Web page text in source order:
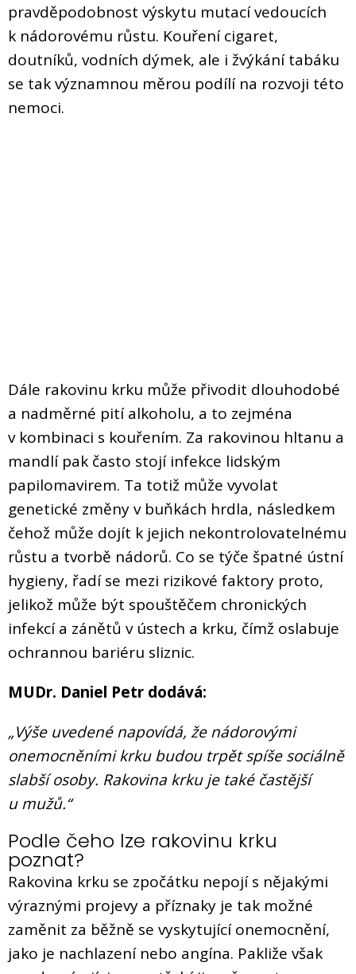
pravděpodobnost výskytu mutací vedoucích
k nádorovému růstu. Kouření cigaret,
doutníků, vodních dýmek, ale i žvýkání tabáku
se tak významnou měrou podílí na rozvoji této
nemoci.
Dále rakovinu krku může přivodit dlouhodobé
a nadměrné pití alkoholu, a to zejména
v kombinaci s kouřením. Za rakovinou hltanu a
mandlí pak často stojí infekce lidským
papilomavirem. Ta totiž může vyvolat
genetické změny v buňkách hrdla, následkem
čehož může dojít k jejich nekontrolovatelnému
růstu a tvorbě nádorů. Co se týče špatné ústní
hygieny, řadí se mezi rizikové faktory proto,
jelikož může být spouštěčem chronických
infekcí a zánětů v ústech a krku, čímž oslabuje
ochrannou bariéru sliznic.
MUDr. Daniel Petr dodává:
„Výše uvedené napovídá, že nádorovými
onemocněními krku budou trpět spíše sociálně
slabší osoby. Rakovina krku je také častější
u mužů.“
Podle čeho lze rakovinu krku
poznat?
Rakovina krku se zpočátku nepojí s nějakými
výraznými projevy a příznaky je tak možné
zaměnit za běžně se vyskytující onemocnění,
jako je nachlazení nebo angína. Pakliže však